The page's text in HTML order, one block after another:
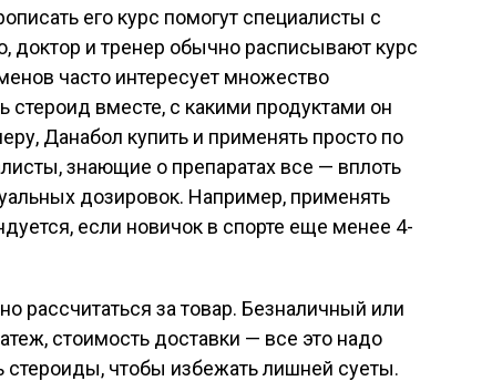
его курс помогут специалисты с
и тренер обычно расписывают курс
часто интересует множество
стероид вместе, с какими продуктами он
Данабол купить и применять просто по
знающие о препаратах все — вплоть
дозировок. Например, применять
если новичок в спорте еще менее 4-
рассчитаться за товар. Безналичный или
стоимость доставки — все это надо
стероиды, чтобы избежать лишней суеты.